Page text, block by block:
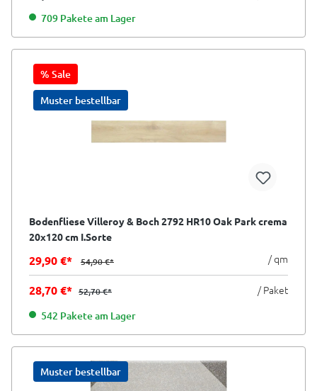
709 Pakete am Lager
% Sale
Muster bestellbar
Bodenfliese Villeroy & Boch 2792 HR10 Oak Park crema
20x120 cm I.Sorte
29,90 €* 54,90 €* / qm
28,70 €* 52,70 €* / Paket
542 Pakete am Lager
Muster bestellbar